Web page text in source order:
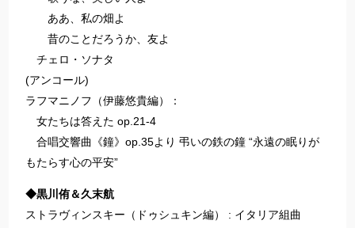
ああ、私の畑よ
昔のことだろうか、友よ
チェロ・ソナタ
(アンコール)
ラフマニノフ（伊藤悠貴編）：
女たちは答えた op.21-4
合唱交響曲《鐘》op.35より 弔いの鉄の鐘 “永遠の眠りが
もたらす心の平安”
◆黒川侑＆久末航
ストラヴィンスキー（ドゥシュキン編） : イタリア組曲